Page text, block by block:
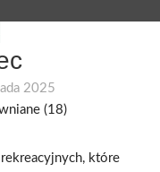
2025
które